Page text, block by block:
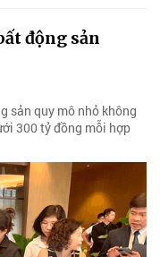
động sản
sản quy mô nhỏ không
300 tỷ đồng mỗi hợp